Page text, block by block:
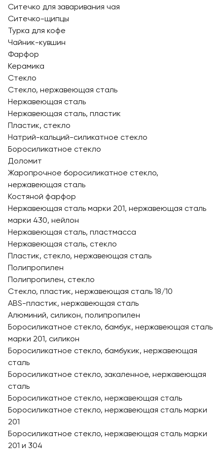
Ситечко для заваривания чая
Ситечко-щипцы
Турка для кофе
Чайник-кувшин
Фарфор
Керамика
Стекло
Стекло, нержавеющая сталь
Нержавеющая сталь
Нержавеющая сталь, пластик
Пластик, стекло
Натрий-кальций-силикатное стекло
Боросиликатное стекло
Доломит
Жаропрочное боросиликатное стекло,
нержавеющая cталь
Костяной фарфор
Нержавеющая сталь марки 201, нержавеющая сталь
марки 430, нейлон
Нержавеющая сталь, пластмасса
Нержавеющая сталь, стекло
Пластик, стекло, нержавеющая сталь
Полипропилен
Полипропилен, стекло
Стекло, пластик, нержавеющая сталь 18/10
ABS-пластик, нержавеющая сталь
Алюминий, силикон, полипропилен
Боросиликатное стекло, бамбук, нержавеющая сталь
марки 201, силикон
Боросиликатное стекло, бамбукик, нержавеющая
сталь
Боросиликатное стекло, закаленное, нержавеющая
сталь
Боросиликатное стекло, нержавеющая сталь
Боросиликатное стекло, нержавеющая сталь марки
201
Боросиликатное стекло, нержавеющая сталь марки
201 и 304